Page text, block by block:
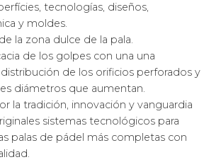
tecnologías, diseños,
y moldes.
la zona dulce de la pala.
de los golpes con una una
de los orificios perforados y
diámetros que aumentan.
la tradición, innovación y vanguardia
sistemas tecnológicos para
palas de pádel más completas con